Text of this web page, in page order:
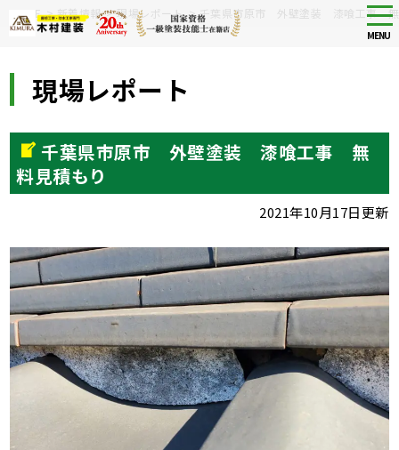
to
MENU
HOME>新着情報>現場レポート>千葉県市原市 外壁塗装 漆喰工事
現場レポート
千葉県市原市 外壁塗装 漆喰工事 無
料見積もり
2021年10月17日更新